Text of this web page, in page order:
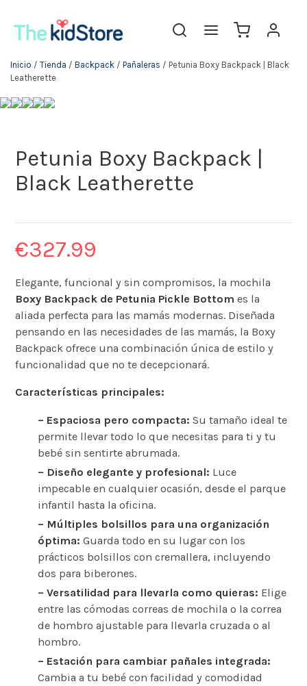
Inicio / Tienda / Backpack / Pañaleras / Petunia Boxy Backpack | Black
Leatherette
Petunia Boxy Backpack |
Black Leatherette
€327.99
Elegante, funcional y sin compromisos, la mochila
Boxy Backpack de Petunia Pickle Bottomes la
aliada perfecta para las mamás modernas. Diseñada
pensando en las necesidades de las mamás, la Boxy
Backpack ofrece una combinación única de estilo y
funcionalidad que no te decepcionará.
Características principales:
– Espaciosa pero compacta: Su tamaño ideal te
permite llevar todo lo que necesitas para ti y tu
bebé sin sentirte abrumada.
– Diseño elegante y profesional: Luce
impecable en cualquier ocasión, desde el parque
infantil hasta la oficina.
– Múltiples bolsillos para una organización
óptima: Guarda todo en su lugar con los
prácticos bolsillos con cremallera, incluyendo
dos para biberones.
– Versatilidad para llevarla como quieras: Elige
entre las cómodas correas de mochila o la correa
de hombro ajustable para llevarla cruzada o al
hombro.
– Estación para cambiar pañales integrada:
Cambia a tu bebé con facilidad y comodidad